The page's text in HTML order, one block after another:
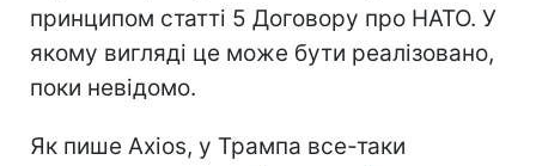
принципом статті 5 Договору про НАТО. У
якому вигляді це може бути реалізовано,
поки невідомо.
Як пише Axios, у Трампа все-таки